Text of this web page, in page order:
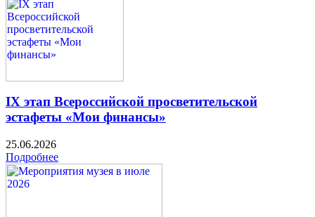
IX этап Всероссийской просветительской
эстафеты «Мои финансы»
25.06.2026
Подробнее